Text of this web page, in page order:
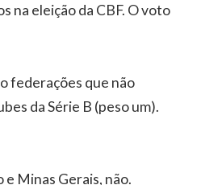
na eleição da CBF. O voto
federações que não
da Série B (peso um).
e Minas Gerais, não.